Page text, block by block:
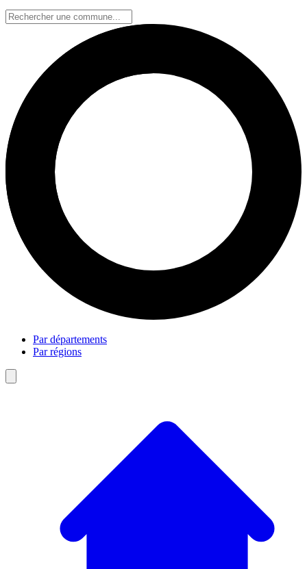
Par départements
Par régions